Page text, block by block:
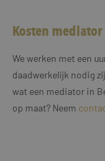
Kosten
We werken met een
daadwerkelijk nodig
wat een mediator in
op maat? Neem